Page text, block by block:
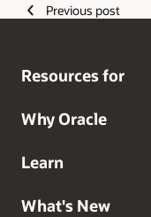
Previous post
Resources for
Why Oracle
Learn
What's New